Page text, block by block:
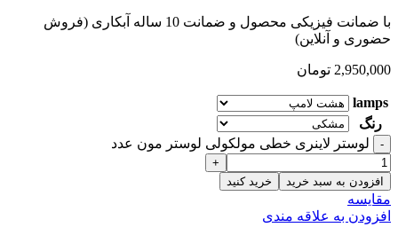
با ضمانت فیزیکی محصول و ضمانت 10 ساله آبکاری (فروش
حضوری و آنلاین)
2,950,000 تومان
lamps
رنگ
لوستر لاینری خطی مولکولی لوستر مون عدد
افزودن به سبد خرید خرید کنید
مقایسه
افزودن به علاقه مندی